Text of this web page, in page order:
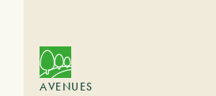
AVENUES